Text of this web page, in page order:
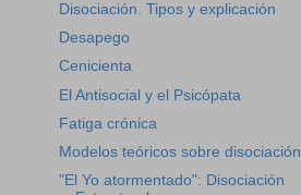
Disociación. Tipos y explicación
Desapego
Cenicienta
El Antisocial y el Psicópata
Fatiga crónica
Modelos teóricos sobre disociación
"El Yo atormentado": Disociación